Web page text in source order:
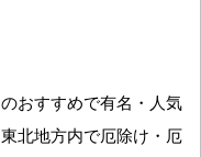
おすすめで有名・人気
北地方内で厄除け・厄